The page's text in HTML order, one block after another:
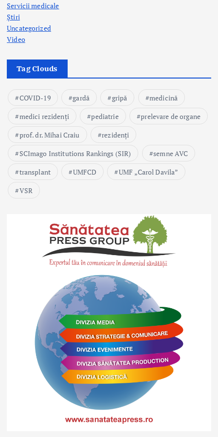
Servicii medicale
Știri
Uncategorized
Video
Tag Clouds
COVID-19 gardă gripă
medicină
medici rezidenți
pediatrie
prelevare de organe
prof. dr. Mihai Craiu
rezidenți
SCImago Institutions Rankings (SIR)
semne AVC
transplant
UMFCD
UMF „Carol Davila”
VSR